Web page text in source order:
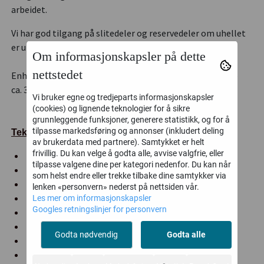
arbeidet.
Vi har god tilgang på slitedeler og reservedeler om uhellet
er ute.
Enheten leveres godt pakket i en trekasse. Du bør tillate
ca. 30 minutter for første montering.
Tekniske spesifikasjoner:
Motor: 230V
Effekt: 370 Watt
Lengde: 5 m
Løftehøyde: maks. 1,95 m
Beltehastighet: 0,8 m/s
Beltebredde: 100 mm
Beltekanalbredde: 400 mm
Om informasjonskapsler på dette
nettstedet
Vi bruker egne og tredjeparts informasjonskapsler
(cookies) og lignende teknologier for å sikre
grunnleggende funksjoner, generere statistikk, og for å
tilpasse markedsføring og annonser (inkludert deling
av brukerdata med partnere). Samtykket er helt
frivillig. Du kan velge å godta alle, avvise valgfrie, eller
tilpasse valgene dine per kategori nedenfor. Du kan når
som helst endre eller trekke tilbake dine samtykker via
lenken «personvern» nederst på nettsiden vår.
Les mer om informasjonskapsler
Googles retningslinjer for personvern
Godta nødvendig Godta alle